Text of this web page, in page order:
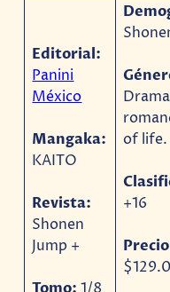
Editorial:
Panini
México
Mangaka:
KAITO
Revista:
Shonen
Jump +
of life.
+16